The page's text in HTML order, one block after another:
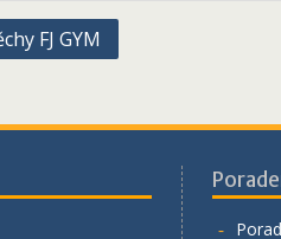
FJ GYM